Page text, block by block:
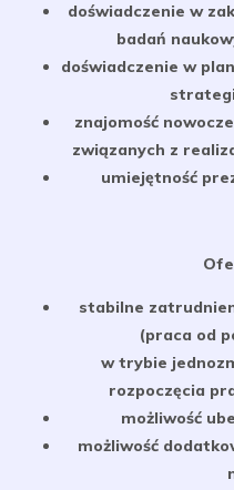
doświadczenie w
badań
doświadczenie w
znajomość
związanych z
umiejętność
stabilne
(praca od
w trybie
rozpoczęcia
możliwość
możliwość